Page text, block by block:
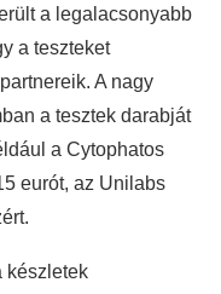
a legalacsonyabb
a teszteket
A nagy
a tesztek darabját
a Cytophatos
eurót, az Unilabs
készletek